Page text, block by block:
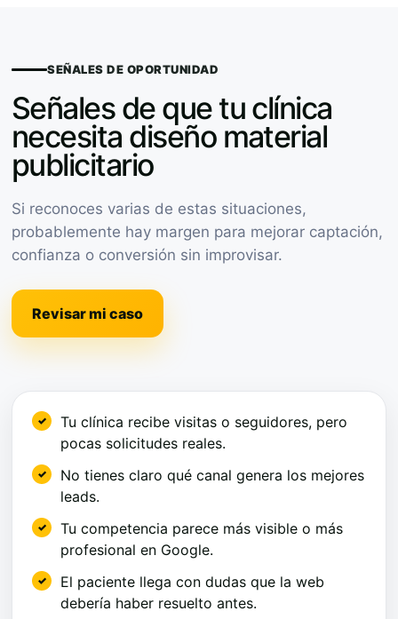
SEÑALES DE OPORTUNIDAD
Señales de que tu clínica
necesita diseño material
publicitario
Si reconoces varias de estas situaciones,
probablemente hay margen para mejorar captación,
confianza o conversión sin improvisar.
Revisar mi caso
Tu clínica recibe visitas o seguidores, pero
pocas solicitudes reales.
No tienes claro qué canal genera los mejores
leads.
Tu competencia parece más visible o más
profesional en Google.
El paciente llega con dudas que la web
debería haber resuelto antes.